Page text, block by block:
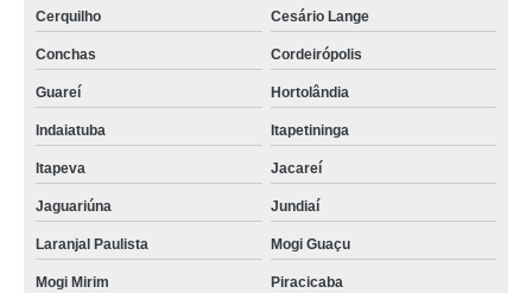
Cerquilho Cesário Lange
Conchas Cordeirópolis
Guareí Hortolândia
Indaiatuba Itapetininga
Itapeva Jacareí
Jaguariúna Jundiaí
Laranjal Paulista Mogi Guaçu
Mogi Mirim Piracicaba